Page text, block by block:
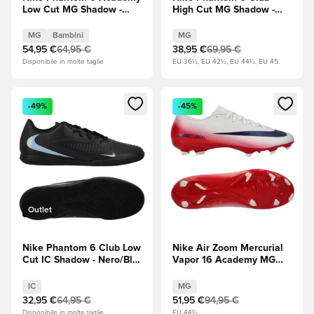
Low Cut MG Shadow -
Bambini
MG Bambini
54,95 €64,95 €
Disponibile in molte taglie
High Cut MG Shadow -
MG
38,95 €69,95 €
EU 36½, EU 42½, EU 44½, EU 45
Apre una finestra modale per accedere o registrarsi come
Outlet
-49%
Nike Phantom 6 Club Low
Cut IC Shadow - Nero/Blu
IC
32,95 €64,95 €
Disponibile in molte taglie
Apre una finestra modale
-45%
Nike Air Zoom Mercurial
Vapor 16 Academy MG
Bianco/University Red
(Rosso)/Dark Obsidian
(Nero)
MG
51,95 €94,95 €
EU 44½